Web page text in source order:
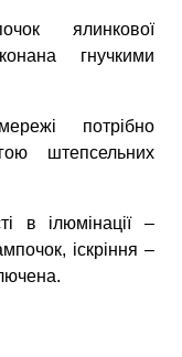
ялинкової
гнучкими
потрібно
штепсельних
в ілюмінації –
іскріння –